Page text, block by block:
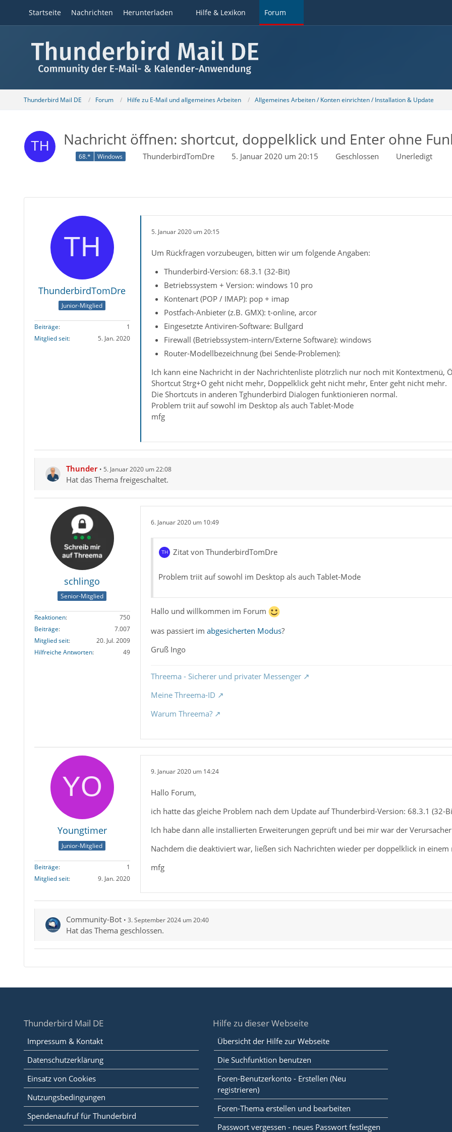
Startseite Nachrichten Herunterladen Hilfe & Lexikon Forum
Thunderbird Mail DE Forum Hilfe zu E-Mail und allgemeines Arbeiten Allgemeines Arbeiten / Konten einrichten / Installation & Update
Nachricht öffnen: shortcut, doppelklick und Enter ohne
68.* Windows ThunderbirdTomDre 5. Januar 2020 um 20:15 Geschlossen Unerledigt
ThunderbirdTomDre
Junior-Mitglied
Beiträge
1
Mitglied seit
5. Jan. 2020
5. Januar 2020 um 20:15
Um Rückfragen vorzubeugen, bitten wir um folgende Angaben:
Thunderbird-Version: 68.3.1 (32-Bit)
Betriebssystem + Version: windows 10 pro
Kontenart (POP / IMAP): pop + imap
Postfach-Anbieter (z.B. GMX): t-online, arcor
Eingesetzte Antiviren-Software: Bullgard
Firewall (Betriebssystem-intern/Externe Software): windows
Router-Modellbezeichnung (bei Sende-Problemen):
Ich kann eine Nachricht in der Nachrichtenliste plötrzlich nur noch mit Kontextmenü,
Shortcut Strg+O geht nicht mehr, Doppelklick geht nicht mehr, Enter geht nicht mehr.
Die Shortcuts in anderen Tghunderbird Dialogen funktionieren normal.
Problem triit auf sowohl im Desktop als auch Tablet-Mode
mfg
Thunder 5. Januar 2020 um 22:08
Hat das Thema freigeschaltet.
schlingo
Senior-Mitglied
Reaktionen
750
Beiträge
7.007
Mitglied seit
20. Jul. 2009
Hilfreiche Antworten
49
6. Januar 2020 um 10:49
Zitat von ThunderbirdTomDre
Problem triit auf sowohl im Desktop als auch Tablet-Mode
Hallo und willkommen im Forum
was passiert im abgesicherten Modus?
Gruß Ingo
Threema - Sicherer und privater Messenger
Meine Threema-ID
Warum Threema?
Youngtimer
Junior-Mitglied
Beiträge
1
Mitglied seit
9. Jan. 2020
9. Januar 2020 um 14:24
Hallo Forum,
ich hatte das gleiche Problem nach dem Update auf Thunderbird-Version: 68.3.1 (32-
Ich habe dann alle installierten Erweiterungen geprüft und bei mir war der
Nachdem die deaktiviert war, ließen sich Nachrichten wieder per doppelklick in
mfg
Community-Bot 3. September 2024 um 20:40
Hat das Thema geschlossen.
Thunderbird Mail DE
Impressum & Kontakt
Datenschutzerklärung
Einsatz von Cookies
Nutzungsbedingungen
Spendenaufruf für Thunderbird
Hilfe zu dieser Webseite
Übersicht der Hilfe zur Webseite
Die Suchfunktion benutzen
Foren-Benutzerkonto - Erstellen (Neu
registrieren)
Foren-Thema erstellen und bearbeiten
Passwort vergessen - neues Passwort festlegen